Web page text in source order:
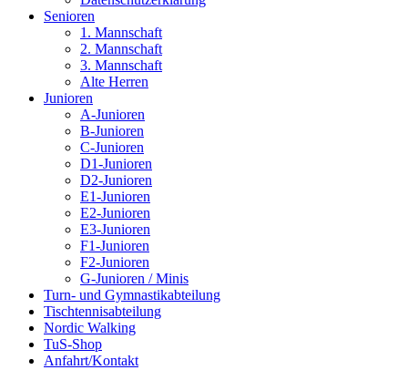
Senioren
1. Mannschaft
2. Mannschaft
3. Mannschaft
Alte Herren
Junioren
A-Junioren
B-Junioren
C-Junioren
D1-Junioren
D2-Junioren
E1-Junioren
E2-Junioren
E3-Junioren
F1-Junioren
F2-Junioren
G-Junioren / Minis
Turn- und Gymnastikabteilung
Tischtennisabteilung
Nordic Walking
TuS-Shop
Anfahrt/Kontakt